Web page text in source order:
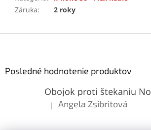
Záruka: 2 roky
Posledné hodnotenie produktov
Obojok proti štekaniu
Hodnotenie produktu je 5 z 5
| Angela Zsibritová